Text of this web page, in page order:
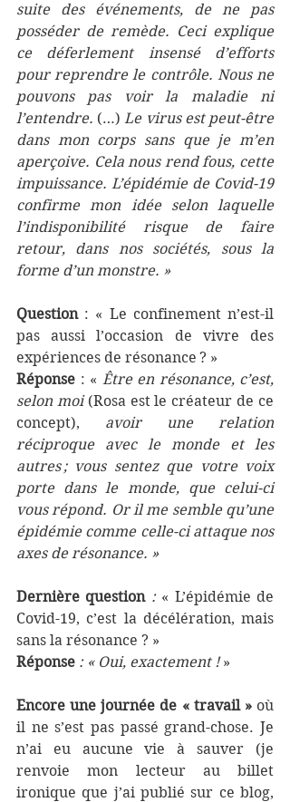
suite des événements, de ne pas
posséder de remède. Ceci explique
ce déferlement insensé d’efforts
pour reprendre le contrôle. Nous ne
pouvons pas voir la maladie ni
l’entendre. (…) Le virus est peut-être
dans mon corps sans que je m’en
aperçoive. Cela nous rend fous, cette
impuissance. L’épidémie de Covid-19
confirme mon idée selon laquelle
l’indisponibilité risque de faire
retour, dans nos sociétés, sous la
forme d’un monstre. »
Question : « Le confinement n’est-il
pas aussi l’occasion de vivre des
expériences de résonance ? »
Réponse : « Être en résonance, c’est,
selon moi (Rosa est le créateur de ce
concept), avoir une relation
réciproque avec le monde et les
autres ; vous sentez que votre voix
porte dans le monde, que celui-ci
vous répond. Or il me semble qu’une
épidémie comme celle-ci attaque nos
axes de résonance. »
Dernière question : « L’épidémie de
Covid-19, c’est la décélération, mais
sans la résonance ? »
Réponse : « Oui, exactement ! »
Encore une journée de « travail » où
il ne s’est pas passé grand-chose. Je
n’ai eu aucune vie à sauver (je
renvoie mon lecteur au billet
ironique que j’ai publié sur ce blog,